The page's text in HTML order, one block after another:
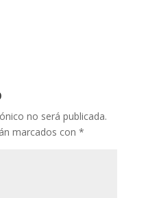
no será publicada.
marcados con *